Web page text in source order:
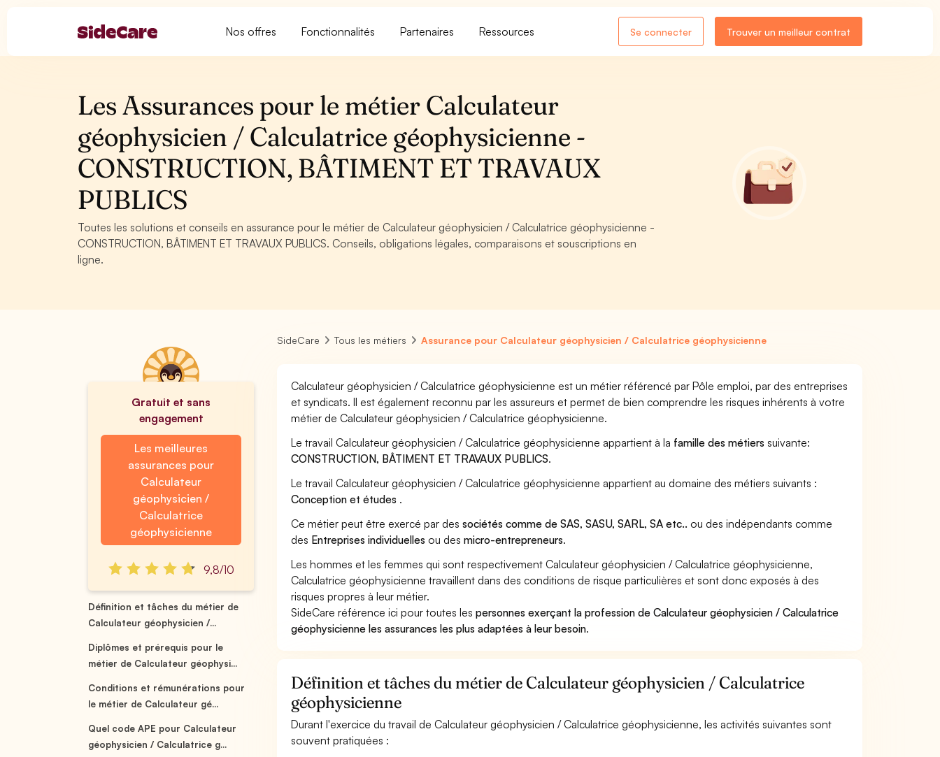
Nos offres Fonctionnalités Partenaires Ressources Se connecter Trouver un meilleur contrat
Les Assurances pour le métier Calculateur
géophysicien / Calculatrice géophysicienne -
CONSTRUCTION, BÂTIMENT ET TRAVAUX
PUBLICS
Toutes les solutions et conseils en assurance pour le métier de Calculateur géophysicien / Calculatrice géophysicienne -
CONSTRUCTION, BÂTIMENT ET TRAVAUX PUBLICS. Conseils, obligations légales, comparaisons et souscriptions en
ligne.
Gratuit et sans
engagement
Les meilleures
assurances pour
Calculateur
géophysicien /
Calculatrice
géophysicienne
9,8/10
Définition et tâches du métier de
Calculateur géophysicien /...
Diplômes et prérequis pour le
métier de Calculateur géophysi...
Conditions et rémunérations pour
le métier de Calculateur gé...
Quel code APE pour Calculateur
géophysicien / Calculatrice g...
SideCare Tous les métiers Assurance pour Calculateur géophysicien / Calculatrice géophysicienne
Calculateur géophysicien / Calculatrice géophysicienne est un métier référencé par Pôle emploi, par des entreprises
et syndicats. Il est également reconnu par les assureurs et permet de bien comprendre les risques inhérents à votre
métier de Calculateur géophysicien / Calculatrice géophysicienne.
Le travail Calculateur géophysicien / Calculatrice géophysicienne appartient à la famille des métiers suivante:
CONSTRUCTION, BÂTIMENT ET TRAVAUX PUBLICS.
Le travail Calculateur géophysicien / Calculatrice géophysicienne appartient au domaine des métiers suivants :
Conception et études .
Ce métier peut être exercé par dessociétés comme de SAS, SASU, SARL, SA etc.. ou des indépendants comme
des Entreprises individuelles ou desmicro-entrepreneurs.
Les hommes et les femmes qui sont respectivement Calculateur géophysicien / Calculatrice géophysicienne,
Calculatrice géophysicienne travaillent dans des conditions de risque particulières et sont donc exposés à des
risques propres à leur métier.
SideCare référence ici pour toutes lespersonnes exerçant la profession de Calculateur géophysicien / Calculatrice
géophysicienne les assurances les plus adaptées à leur besoin.
Définition et tâches du métier de Calculateur géophysicien / Calculatrice
géophysicienne
Durant l'exercice du travail de Calculateur géophysicien / Calculatrice géophysicienne, les activités suivantes sont
souvent pratiquées :